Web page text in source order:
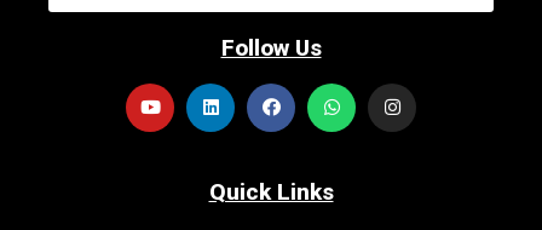
Follow Us
Quick Links